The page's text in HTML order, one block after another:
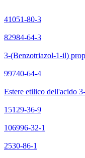
41051-80-3
82984-64-3
3-(Benzotriazol-1-il)
99740-64-4
Estere etilico dell'acido
15129-36-9
106996-32-1
2530-86-1